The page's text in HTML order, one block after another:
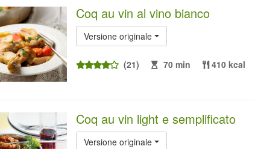
Coq au vin al vino bianco
Versione originale
(21) 70 min 410 kcal
Coq au vin light e semplificato
Versione originale